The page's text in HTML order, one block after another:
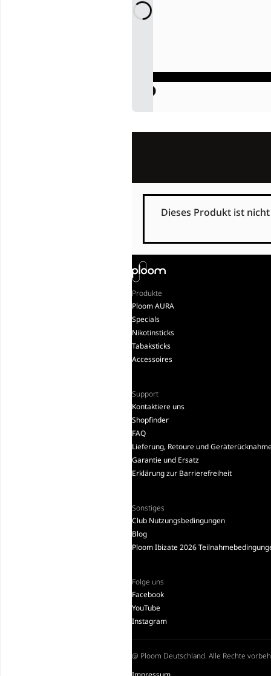
Dieses Produkt ist
Produkte
Ploom AURA
Specials
Nikotinsticks
Tabaksticks
Accessoires
Support
Kontaktiere uns
Shopfinder
FAQ
Lieferung, Retoure und
Garantie und Ersatz
Erklärung zur Barrierefreiheit
Sonstiges
Club Nutzungsbedingungen
Blog
Ploom Ibizate 2026
Folge uns
Facebook
YouTube
Instagram
@ Ploom Deutschland. Alle Rechte